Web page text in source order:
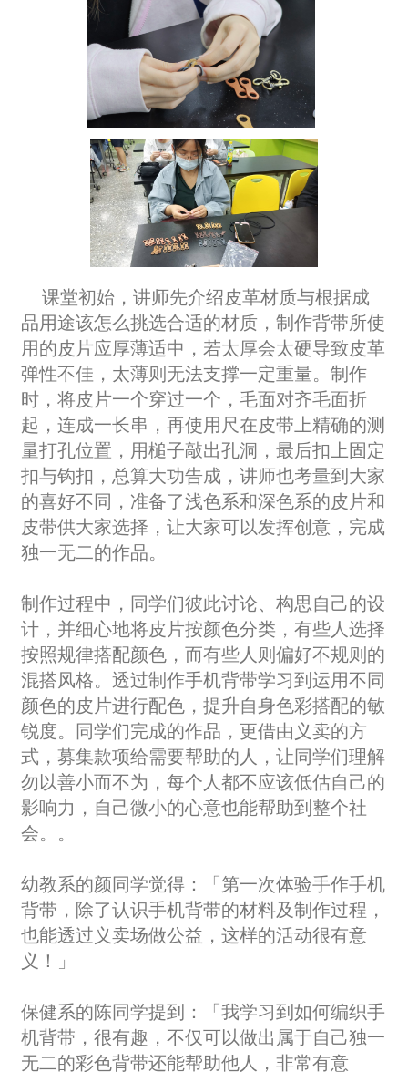
课堂初始，讲师先介绍皮革材质与根据成
品用途该怎么挑选合适的材质，制作背带所使
用的皮片应厚薄适中，若太厚会太硬导致皮革
弹性不佳，太薄则无法支撑一定重量。制作
时，将皮片一个穿过一个，毛面对齐毛面折
起，连成一长串，再使用尺在皮带上精确的测
量打孔位置，用槌子敲出孔洞，最后扣上固定
扣与钩扣，总算大功告成，讲师也考量到大家
的喜好不同，准备了浅色系和深色系的皮片和
皮带供大家选择，让大家可以发挥创意，完成
独一无二的作品。
制作过程中，同学们彼此讨论、构思自己的设
计，并细心地将皮片按颜色分类，有些人选择
按照规律搭配颜色，而有些人则偏好不规则的
混搭风格。透过制作手机背带学习到运用不同
颜色的皮片进行配色，提升自身色彩搭配的敏
锐度。同学们完成的作品，更借由义卖的方
式，募集款项给需要帮助的人，让同学们理解
勿以善小而不为，每个人都不应该低估自己的
影响力，自己微小的心意也能帮助到整个社
会。。
幼教系的颜同学觉得：「第一次体验手作手机
背带，除了认识手机背带的材料及制作过程，
也能透过义卖场做公益，这样的活动很有意
义！」
保健系的陈同学提到：「我学习到如何编织手
机背带，很有趣，不仅可以做出属于自己独一
无二的彩色背带还能帮助他人，非常有意